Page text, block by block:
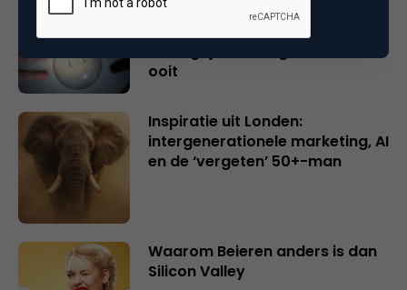
van innovatie en ontsluiter en
verbinder van industrieën
ooit
Inspiratie uit Londen:
intergenerationele marketing, AI
en de ‘vergeten’ 50+-man
Waarom Beieren anders is dan
Silicon Valley